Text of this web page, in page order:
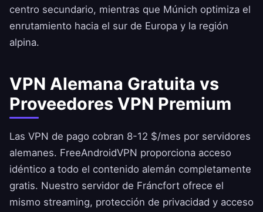
centro secundario, mientras que Múnich optimiza el
enrutamiento hacia el sur de Europa y la región
alpina.
VPN Alemana Gratuita vs
Proveedores VPN Premium
Las VPN de pago cobran 8-12 $/mes por servidores
alemanes. FreeAndroidVPN proporciona acceso
idéntico a todo el contenido alemán completamente
gratis. Nuestro servidor de Fráncfort ofrece el
mismo streaming, protección de privacidad y acceso